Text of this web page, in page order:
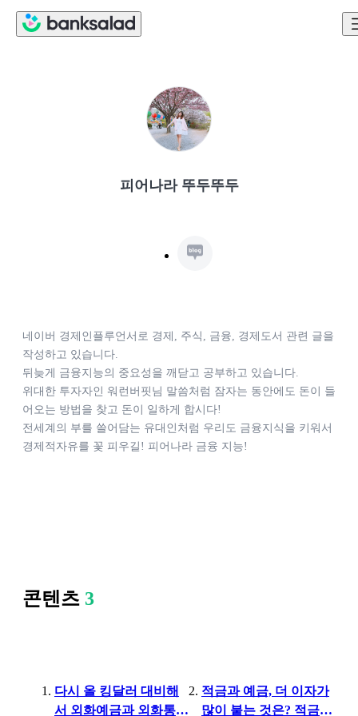
피어나라 뚜두뚜두
네이버 경제인플루언서로 경제, 주식, 금융, 경제도서 관련 글을
작성하고 있습니다.
뒤늦게 금융지능의 중요성을 깨닫고 공부하고 있습니다.
위대한 투자자인 워런버핏님 말씀처럼 잠자는 동안에도 돈이 들
어오는 방법을 찾고 돈이 일하게 합시다!
전세계의 부를 쓸어담는 유대인처럼 우리도 금융지식을 키워서
경제적자유를 꽃 피우길! 피어나라 금융 지능!
콘텐츠 3
다시 올 킹달러 대비해
서 외화예금과 외화통장
적금과 예금, 더 이자가
많이 붙는 것은? 적금이